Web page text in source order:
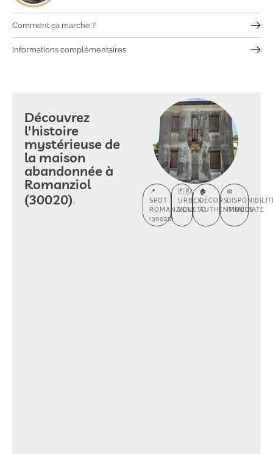
Comment ça marche ?
Informations complémentaires
Découvrez
l'histoire
mystérieuse de
la maison
abandonnée à
Romanziol
(30020)
📍
SPOT
ROMANZIOL
(30020)
🇫🇷
URBEX
VENETO
🏚️
DÉCORS
AUTHENTIQUES
📅
IMMÉDIATE